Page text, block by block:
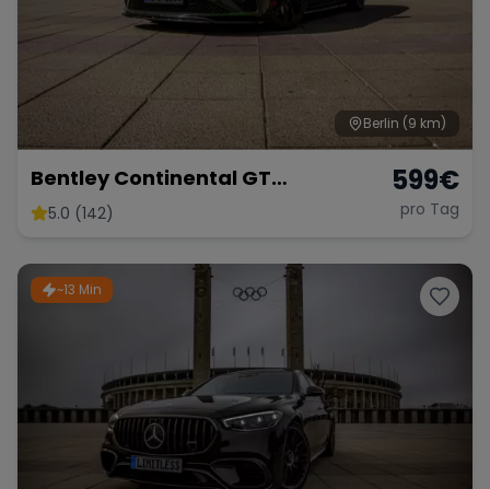
Berlin (9 km)
Bentley Continental GT
Sportwagen Coupe mieten
5.0 (142)
599€
pro Tag
~13 Min